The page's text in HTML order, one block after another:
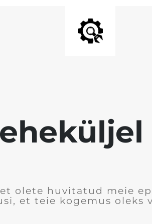
olete huvitatud meie
et teie kogemus oleks